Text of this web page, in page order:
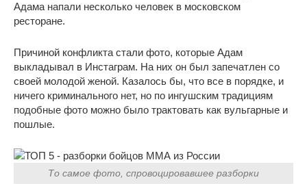
Адама напали несколько человек в московском
ресторане.
Причиной конфликта стали фото, которые Адам
выкладывал в Инстаграм. На них он был запечатлен со
своей молодой женой. Казалось бы, что все в порядке, и
ничего криминального нет, но по ингушским традициям
подобные фото можно было трактовать как вульгарные и
пошлые.
То самое фото, спровоцировавшее разборки